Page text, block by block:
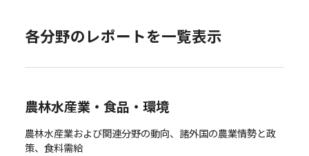
各分野のレポートを一覧表示
農林水産業・食品・環境
農林水産業および関連分野の動向、諸外国の農業情勢と政
策、食料需給